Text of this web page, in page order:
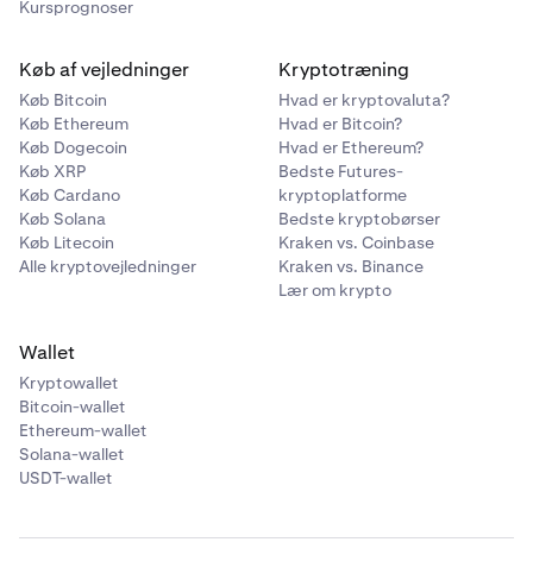
Kursprognoser
Køb af vejledninger
Køb Bitcoin
Køb Ethereum
Køb Dogecoin
Køb XRP
Køb Cardano
Køb Solana
Køb Litecoin
Alle kryptovejledninger
Kryptotræning
Hvad er kryptovaluta?
Hvad er Bitcoin?
Hvad er Ethereum?
Bedste Futures-
kryptoplatforme
Bedste kryptobørser
Kraken vs. Coinbase
Kraken vs. Binance
Lær om krypto
Wallet
Kryptowallet
Bitcoin-wallet
Ethereum-wallet
Solana-wallet
USDT-wallet